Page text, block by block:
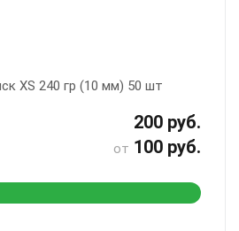
XS 240 гр (10 мм) 50 шт
200 руб.
от 100 руб.